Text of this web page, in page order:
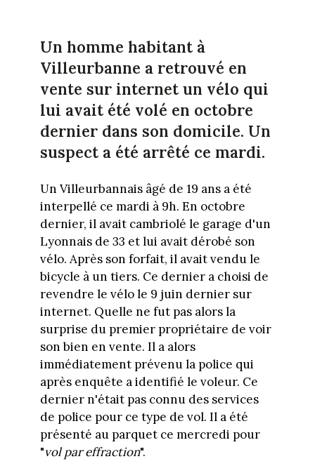
Un homme habitant à
Villeurbanne a retrouvé en
vente sur internet un vélo qui
lui avait été volé en octobre
dernier dans son domicile. Un
suspect a été arrêté ce mardi.
Un Villeurbannais âgé de 19 ans a été
interpellé ce mardi à 9h. En octobre
dernier, il avait cambriolé le garage d'un
Lyonnais de 33 et lui avait dérobé son
vélo. Après son forfait, il avait vendu le
bicycle à un tiers. Ce dernier a choisi de
revendre le vélo le 9 juin dernier sur
internet. Quelle ne fut pas alors la
surprise du premier propriétaire de voir
son bien en vente. Il a alors
immédiatement prévenu la police qui
après enquête a identifié le voleur. Ce
dernier n'était pas connu des services
de police pour ce type de vol. Il a été
présenté au parquet ce mercredi pour
"vol par effraction".